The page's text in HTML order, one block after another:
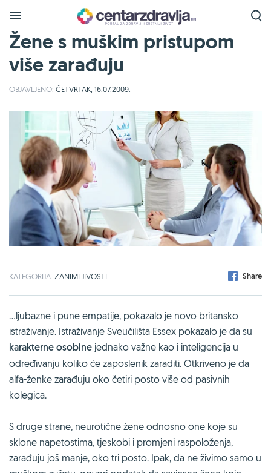
Žene s muškim pristupom
više zarađuju
OBJAVLJENO: ČETVRTAK, 16.07.2009.
KATEGORIJA: ZANIMLJIVOSTI Share
...ljubazne i pune empatije, pokazalo je novo britansko
istraživanje. Istraživanje Sveučilišta Essex pokazalo je da su
karakterne osobine jednako važne kao i inteligencija u
određivanju koliko će zaposlenik zaraditi. Otkriveno je da
alfa-ženke zarađuju oko četiri posto više od pasivnih
kolegica.
S druge strane, neurotične žene odnosno one koje su
sklone napetostima, tjeskobi i promjeni raspoloženja,
zarađuju još manje, oko tri posto. Ipak, da ne živimo samo u